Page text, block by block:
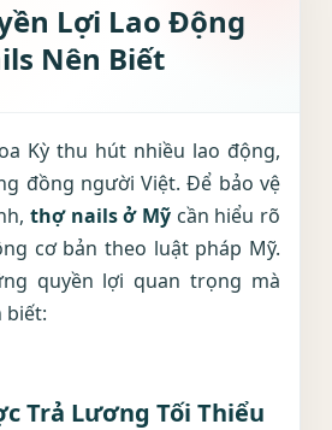
Lợi Lao Động
Nên Biết
Kỳ thu hút nhiều lao động,
đồng người Việt. Để bảo vệ
thợ nails ở Mỹcần hiểu rõ
cơ bản theo luật pháp Mỹ.
quyền lợi quan trọng mà
biết:
Trả Lương Tối Thiểu